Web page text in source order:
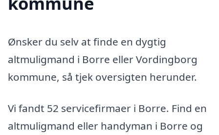
Ønsker du selv at finde en dygtig
altmuligmand i Borre eller Vordingborg
kommune, så tjek oversigten herunder.
Vi fandt 52 servicefirmaer i Borre. Find en
altmuligmand eller handyman i Borre og